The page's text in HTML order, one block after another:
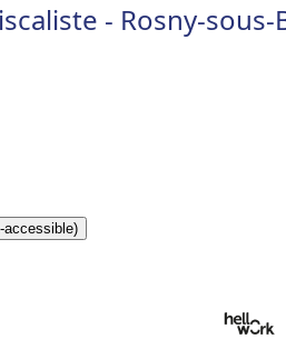
- Rosny-sous-
accessible)